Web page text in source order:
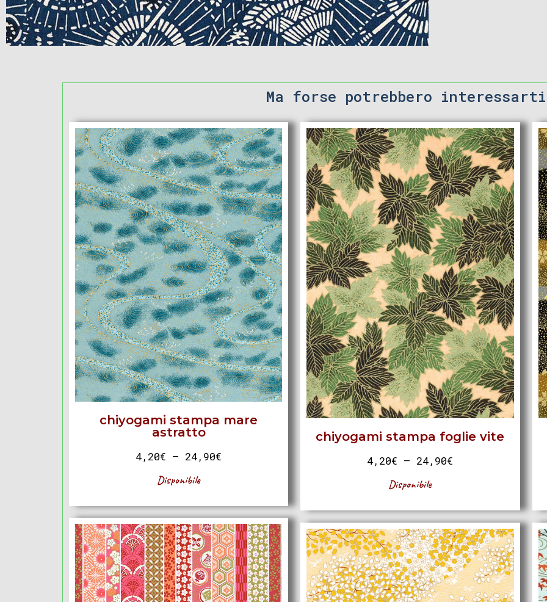
Ma forse potrebbero
chiyogami stampa mare
astratto
4,20€ – 24,90€
Disponibile
chiyogami stampa foglie vite
4,20€ – 24,90€
Disponibile